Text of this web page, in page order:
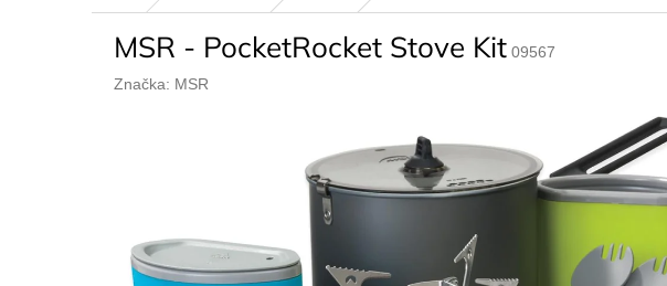
MSR - PocketRocket Stove Kit 09567
Značka: MSR